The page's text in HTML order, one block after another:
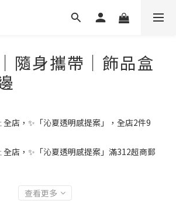
隨身攜帶｜飾品盒
全店，✨「沁夏透明感提案」，全店2件9
全店，✨「沁夏透明感提案」滿312超商郵
查看更多